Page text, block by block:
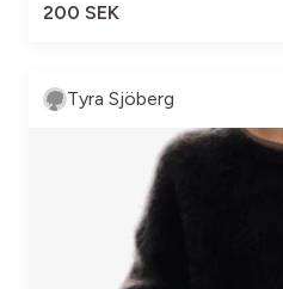
200 SEK
Tyra Sjöberg